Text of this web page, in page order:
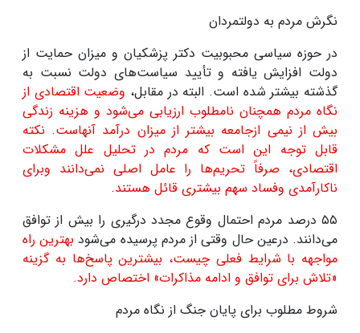
نگرش مردم به دولتمردان
در حوزه سیاسی محبوبیت دکتر پزشکیان و میزان حمایت از
دولت افزایش یافته و تأیید سیاست‌های دولت نسبت به
گذشته بیشتر شده است. البته در مقابل، وضعیت اقتصادی از
نگاه مردم همچنان نامطلوب ارزیابی می‌شود و هزینه زندگی
بیش از نیمی ازجامعه بیشتر از میزان درآمد آنهاست. نکته
قابل توجه این است که مردم در تحلیل علل مشکلات
اقتصادی، صرفاً تحریم‌ها را عامل اصلی نمی‌دانند وبرای
ناکارآمدی وفساد سهم بیشتری قائل هستند.
۵۵ درصد مردم احتمال وقوع مجدد درگیری را بیش از توافق
می‌دانند. درعین حال وقتی از مردم پرسیده می‌شود بهترین راه
مواجهه با شرایط فعلی چیست، بیشترین پاسخ‌ها به گزینه
«تلاش برای توافق و ادامه مذاکرات» اختصاص دارد.
شروط مطلوب برای پایان جنگ از نگاه مردم